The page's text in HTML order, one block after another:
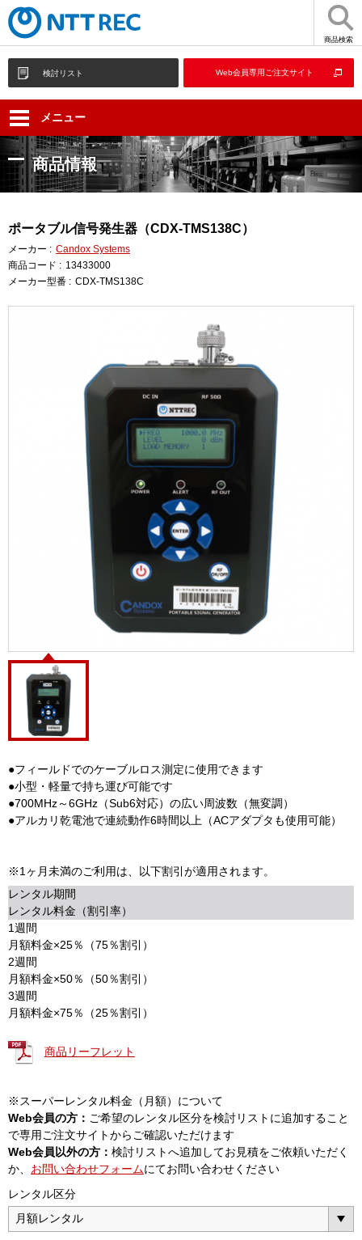
商品検索
検討リスト Web会員専用ご注文サイト
メニュー
商品情報
ポータブル信号発生器（CDX-TMS138C）
メーカー : Candox Systems
商品コード : 13433000
メーカー型番 : CDX-TMS138C
●フィールドでのケーブルロス測定に使用できます
●小型・軽量で持ち運び可能です
●700MHz～6GHz（Sub6対応）の広い周波数（無変調）
●アルカリ乾電池で連続動作6時間以上（ACアダプタも使用可能）
※1ヶ月未満のご利用は、以下割引が適用されます。
レンタル期間
レンタル料金（割引率）
1週間
月額料金×25％（75％割引）
2週間
月額料金×50％（50％割引）
3週間
月額料金×75％（25％割引）
商品リーフレット
※スーパーレンタル料金（月額）について
Web会員の方： ご希望のレンタル区分を検討リストに追加すること
で専用ご注文サイトからご確認いただけます
Web会員以外の方： 検討リストへ追加してお見積をご依頼いただく
か、 お問い合わせフォームにてお問い合わせください
レンタル区分